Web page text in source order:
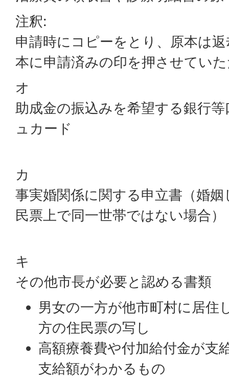
注釈:
申請時にコピーをとり、原本は
本に申請済みの印を押させてい
オ
助成金の振込みを希望する銀行
ュカード
カ
事実婚関係に関する申立書（婚
民票上で同一世帯ではない場合）
キ
その他市長が必要と認める書類
男女の一方が他市町村に居住
方の住民票の写し
高額療養費や付加給付金が支
支給額がわかるもの